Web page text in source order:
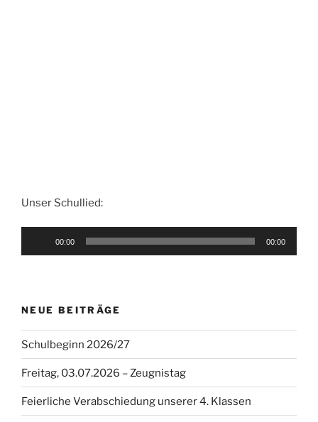
Unser Schullied:
00:00 00:00
NEUE BEITRÄGE
Schulbeginn 2026/27
Freitag, 03.07.2026 – Zeugnistag
Feierliche Verabschiedung unserer 4. Klassen